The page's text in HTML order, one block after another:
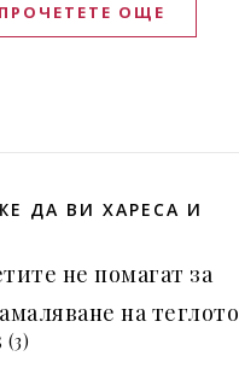
ПРОЧЕТЕТЕ ОЩЕ
ДА ВИ ХАРЕСА И
не помагат за
на теглото
(3)